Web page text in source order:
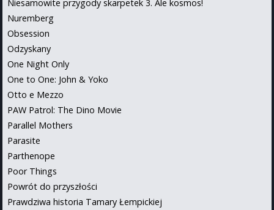
Niesamowite przygody skarpetek 3. Ale kosmos!
Nuremberg
Obsession
Odzyskany
One Night Only
One to One: John & Yoko
Otto e Mezzo
PAW Patrol: The Dino Movie
Parallel Mothers
Parasite
Parthenope
Poor Things
Powrót do przyszłości
Prawdziwa historia Tamary Łempickiej